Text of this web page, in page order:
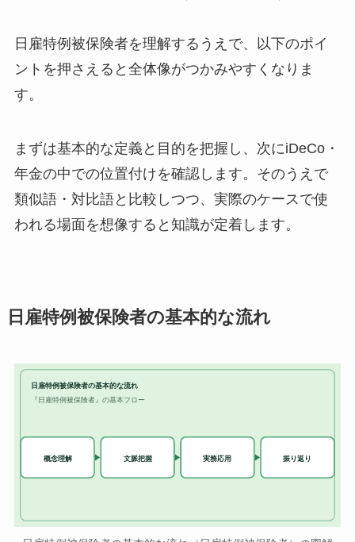
日雇特例被保険者を理解するうえで、以下のポイ
ントを押さえると全体像がつかみやすくなりま
す。
まずは基本的な定義と目的を把握し、次にiDeCo・
年金の中での位置付けを確認します。そのうえで
類似語・対比語と比較しつつ、実際のケースで使
われる場面を想像すると知識が定着します。
日雇特例被保険者の基本的な流れ
日雇特例被保険者の基本的な流れ
『日雇特例被保険者』の基本フロー
概念理解 文脈把握 実務応用 振り返り